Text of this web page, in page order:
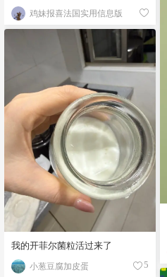
鸡妹报喜法国实用信息版
我的开菲尔菌粒活过来了
小葱豆腐加皮蛋 5